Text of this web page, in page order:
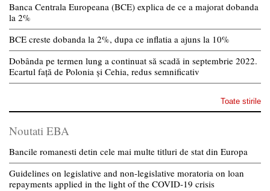
Banca Centrala Europeana (BCE) explica de ce a majorat dobanda
la 2%
BCE creste dobanda la 2%, dupa ce inflatia a ajuns la 10%
Dobânda pe termen lung a continuat să scadă in septembrie 2022.
Ecartul față de Polonia și Cehia, redus semnificativ
Toate stirile
Noutati EBA
Bancile romanesti detin cele mai multe titluri de stat din Europa
Guidelines on legislative and non-legislative moratoria on loan
repayments applied in the light of the COVID-19 crisis